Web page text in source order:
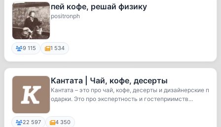
пей кофе, решай физику
positronph
9 115 1 534
Кантата | Чай, кофе, десерты
Кантата – это про чай, кофе, десерты и дизайнерские п
одарки. Это про экспертность и гостеприимств...
22 597 4 350